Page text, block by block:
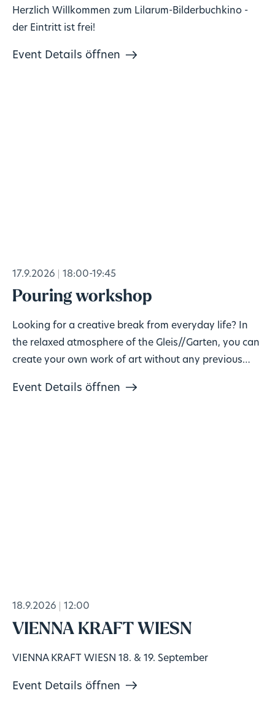
Herzlich Willkommen zum Lilarum-Bilderbuchkino -
der Eintritt ist frei!
Event Details öffnen
17.9.2026 18:00-19:45
Pouring workshop
Looking for a creative break from everyday life? In
the relaxed atmosphere of the Gleis//Garten, you can
create your own work of art without any previous
Event Details öffnen
18.9.2026 12:00
VIENNA KRAFT WIESN
VIENNA KRAFT WIESN 18. & 19. September
Event Details öffnen